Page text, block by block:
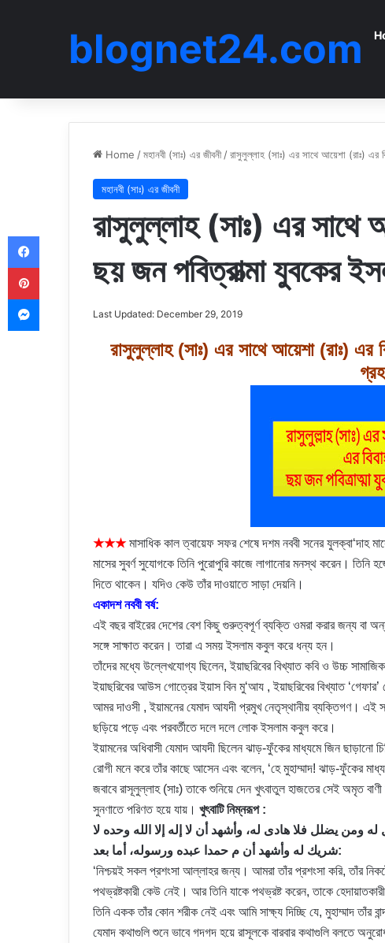
blognet24.com
Home /মহানবী (সাঃ) এর জীবনী /রাসুলুল্লাহ (সাঃ) এর সাথে আয়েশা (রাঃ) এর
মহানবী (সাঃ) এর জীবনী
রাসুলুল্লাহ (সাঃ) এর সাথে
ছয় জন পবিত্রাত্মা যুবকের
Last Updated: December 29, 2019
রাসুলুল্লাহ (সাঃ) এর সাথে আয়েশা (রাঃ) এর
★★★মাসাধিক কাল ত্বায়েফ সফর শেষে দশম নববী সনের যুলক্বা‘দাহ
মাসের সুবর্ণ সুযোগকে তিনি পুরোপুরি কাজে লাগানোর মনস্থ করেন। তিনি
দিতে থাকেন। যদিও কেউ তাঁর দাওয়াতে সাড়া দেয়নি।
একাদশ নববী বর্ষ:
এই বছর বাইরের দেশের বেশ কিছু গুরুত্বপূর্ণ ব্যক্তি ওমরা করার জন্য বা
সঙ্গে সাক্ষাত করেন। তারা এ সময় ইসলাম কবুল করে ধন্য হন।
তাঁদের মধ্যে উল্লেখযোগ্য ছিলেন, ইয়াছরিবের বিখ্যাত কবি ও উচ্চ সামাজিক
ইয়াছরিবের আউস গোত্রের ইয়াস বিন মু‘আয , ইয়াছরিবের বিখ্যাত
আমর দাওসী , ইয়ামনের যেমাদ আযদী প্রমুখ নেতৃস্থানীয় ব্যক্তিগণ। এই
ছড়িয়ে পড়ে এবং পরবর্তীতে দলে দলে লোক ইসলাম কবুল করে।
ইয়ামনের অধিবাসী যেমাদ আযদী ছিলেন ঝাড়-ফুঁকের মাধ্যমে জিন ছাড়ানো
রোগী মনে করে তাঁর কাছে আসেন এবং বলেন, ‘হে মুহাম্মাদ! ঝাড়-ফুঁকের
জবাবে রাসূলুল্লাহ (সাঃ) তাকে শুনিয়ে দেন খুৎবাতুল হাজতের সেই অমৃত
সুনণাতে পরিণত হয়ে যায়। খুৎবাটি নিম্নরূপ :
ومن يضلل فلا هادى له، وأشهد أن لا إله إلا الله وحده لا
شريك له وأشهد أن م حمدا عبده ورسوله، أما بعد:
‘নিশ্চয়ই সকল প্রশংসা আল্লাহর জন্য। আমরা তাঁর প্রশংসা করি, তাঁর
পথভ্রষ্টকারী কেউ নেই। আর তিনি যাকে পথভ্রষ্ট করেন, তাকে
তিনি একক তাঁর কোন শরীক নেই এবং আমি সাক্ষ্য দিচ্ছি যে, মুহাম্মাদ তাঁর
যেমাদ কথাগুলি শুনে ভাবে গদগদ হয়ে রাসূলকে বারবার কথাগুলি বলতে
Facebook
Pinterest
Messenger